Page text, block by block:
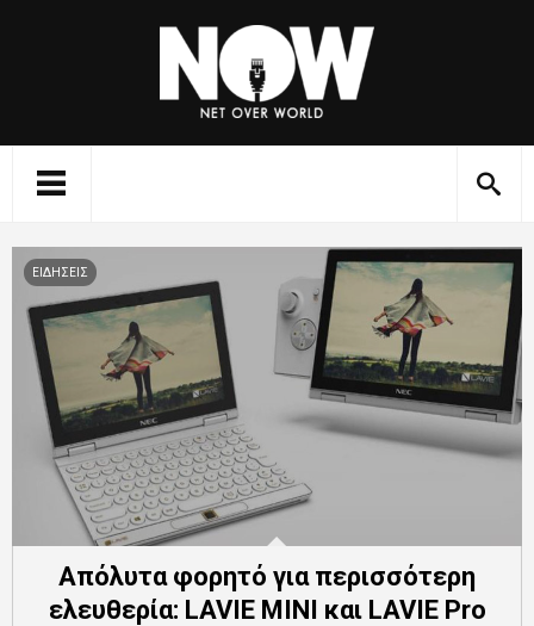
ΕΙΔΗΣΕΙΣ
Απόλυτα φορητό για περισσότερη
ελευθερία: LAVIE MINI και LAVIE Pro